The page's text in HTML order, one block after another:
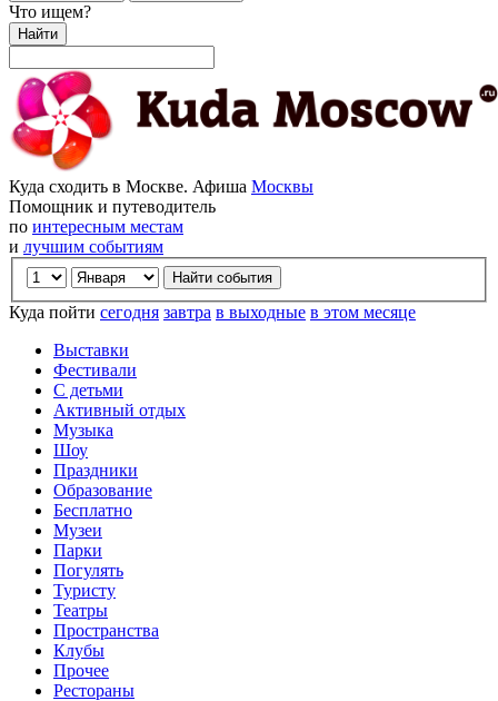
Что ищем?
Найти
Куда сходить в Москве. Афиша Москвы
Помощник и путеводитель
по интересным местам
и лучшим событиям
Куда пойти сегодня завтра в выходные в этом месяце
Выставки
Фестивали
С детьми
Активный отдых
Музыка
Шоу
Праздники
Образование
Бесплатно
Музеи
Парки
Погулять
Туристу
Театры
Пространства
Клубы
Прочее
Рестораны